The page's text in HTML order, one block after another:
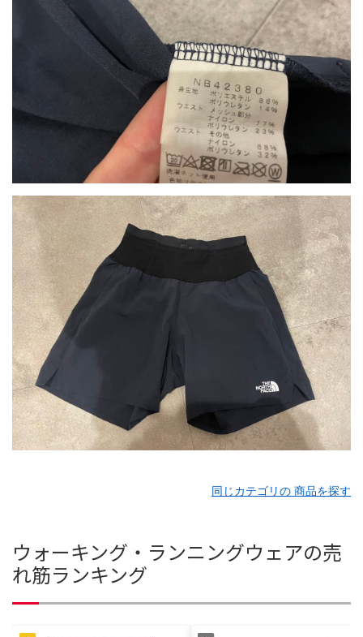
同じカテゴリの 商品を探す
ウォーキング・ランニングウェアの売
れ筋ランキング